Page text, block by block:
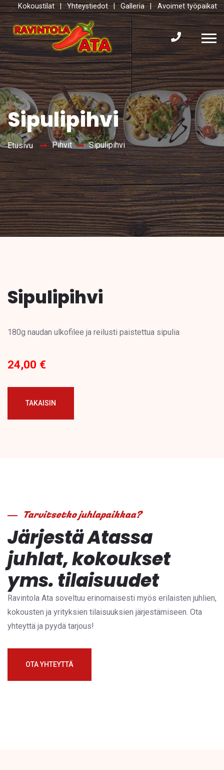
Kokoustilat | Yhteystiedot | Galleria | Avoimet työpaikat
Sipulipihvi
Etusivu Pihvit Sipulipihvi
Sipulipihvi
180g naudan ulkofilee ja reilusti paistettua sipulia
24,00 €
TAKAISIN
Tarvitsetko juhlapaikkaa?
Järjestä Atassa
juhlat, kokoukset
yms. tilaisuudet
Ravintola Ata soveltuu erinomaisesti myös erilaisten juhlien,
kokousten ja yrityksien tilaisuuksien järjestämiseen. Ota
yhteyttä ja pyydä tarjous!
OTA YHTEYTTÄ